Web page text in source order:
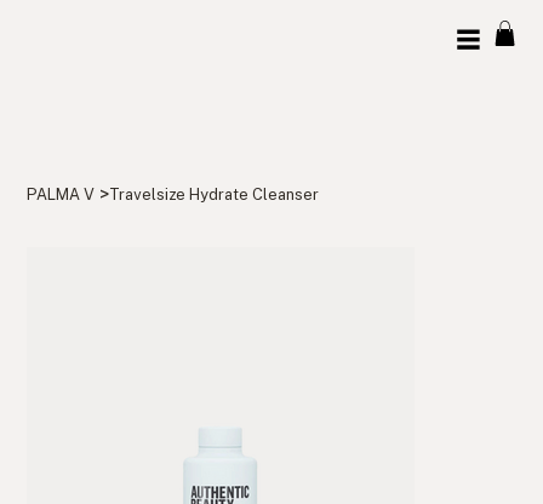
PALMA V >Travelsize Hydrate Cleanser